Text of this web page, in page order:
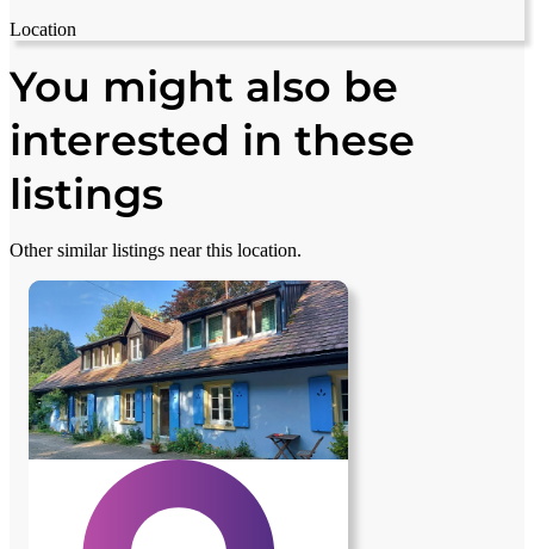
Location
+
−
You might also be
interested in these
listings
Other similar listings near this location.